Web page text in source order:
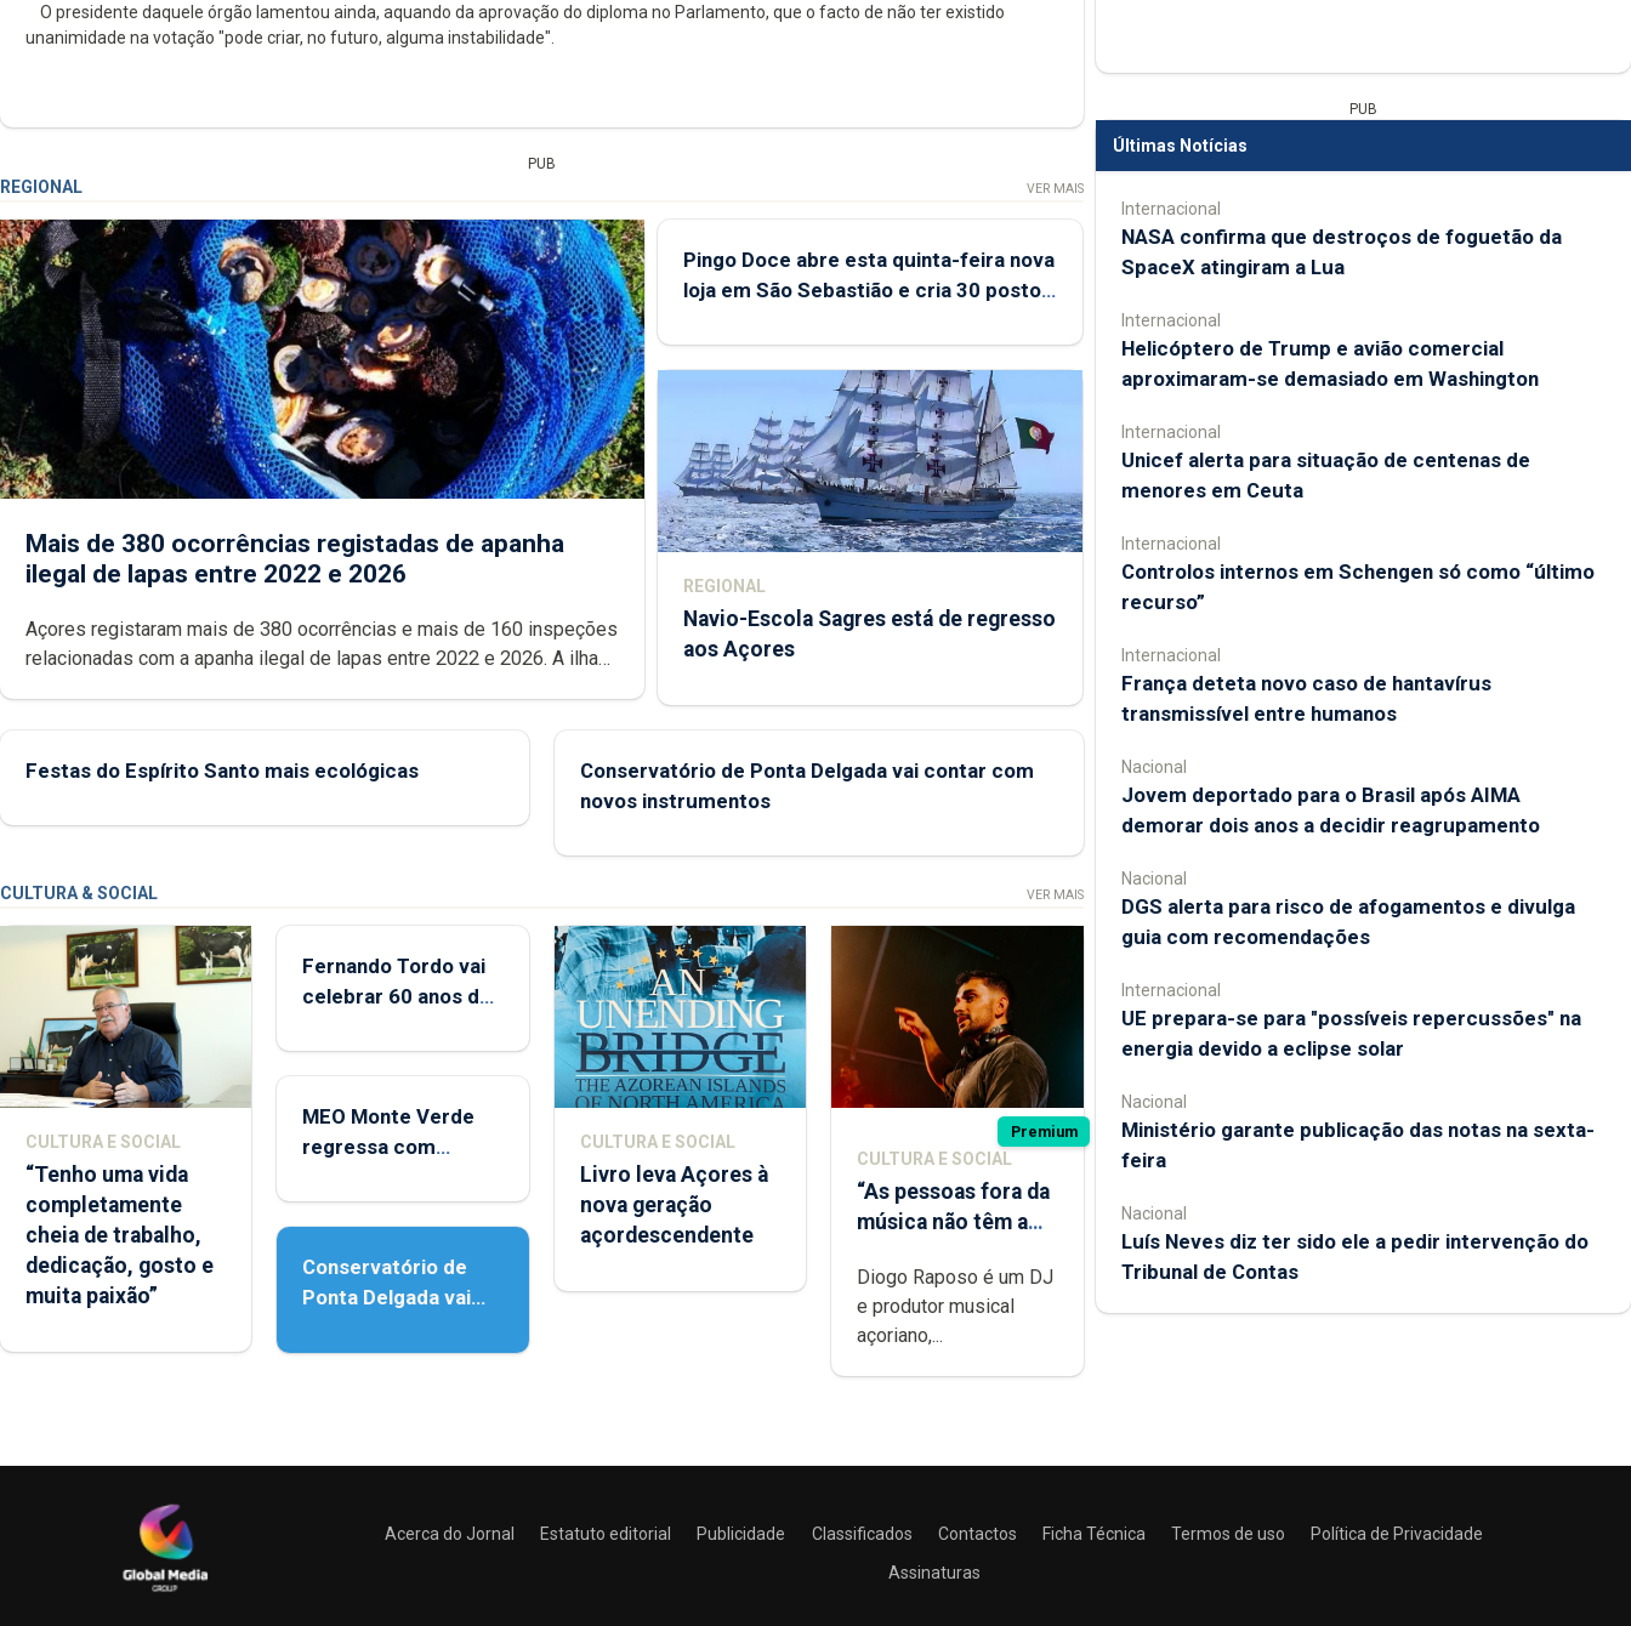
O presidente daquele órgão lamentou ainda, aquando da aprovação do diploma no Parlamento, que o facto de não ter existido
unanimidade na votação "pode criar, no futuro, alguma instabilidade".
PUB
REGIONAL VER MAIS
Mais de 380 ocorrências registadas de apanha
ilegal de lapas entre 2022 e 2026
Açores registaram mais de 380 ocorrências e mais de 160 inspeções
relacionadas com a apanha ilegal de lapas entre 2022 e 2026. A ilha
Pingo Doce abre esta quinta-feira nova
loja em São Sebastião e cria 30 postos
REGIONAL
Navio-Escola Sagres está de regresso
aos Açores
Festas do Espírito Santo mais ecológicas
Conservatório de Ponta Delgada vai contar com
novos instrumentos
CULTURA & SOCIAL VER MAIS
CULTURA E SOCIAL
“Tenho uma vida
completamente
cheia de trabalho,
dedicação, gosto e
muita paixão”
Fernando Tordo vai
celebrar 60 anos de
Micaelense
MEO Monte Verde
regressa com
acessibilidade
Conservatório de
Ponta Delgada vai
instrumentos
CULTURA E SOCIAL
Livro leva Açores à
nova geração
açordescendente
Premium
CULTURA E SOCIAL
“As pessoas fora da
música não têm a
difícil é produzir
uma música”
Diogo Raposo é um DJ
e produtor musical
açoriano,...
PUB
Últimas Notícias
Internacional
NASA confirma que destroços de foguetão da
SpaceX atingiram a Lua
Internacional
Helicóptero de Trump e avião comercial
aproximaram-se demasiado em Washington
Internacional
Unicef alerta para situação de centenas de
menores em Ceuta
Internacional
Controlos internos em Schengen só como “último
recurso”
Internacional
França deteta novo caso de hantavírus
transmissível entre humanos
Nacional
Jovem deportado para o Brasil após AIMA
demorar dois anos a decidir reagrupamento
Nacional
DGS alerta para risco de afogamentos e divulga
guia com recomendações
Internacional
UE prepara-se para "possíveis repercussões" na
energia devido a eclipse solar
Nacional
Ministério garante publicação das notas na sexta-
feira
Nacional
Luís Neves diz ter sido ele a pedir intervenção do
Tribunal de Contas
Acerca do Jornal Estatuto editorial Publicidade Classificados Contactos Ficha Técnica Termos de uso
Política de Privacidade
Assinaturas